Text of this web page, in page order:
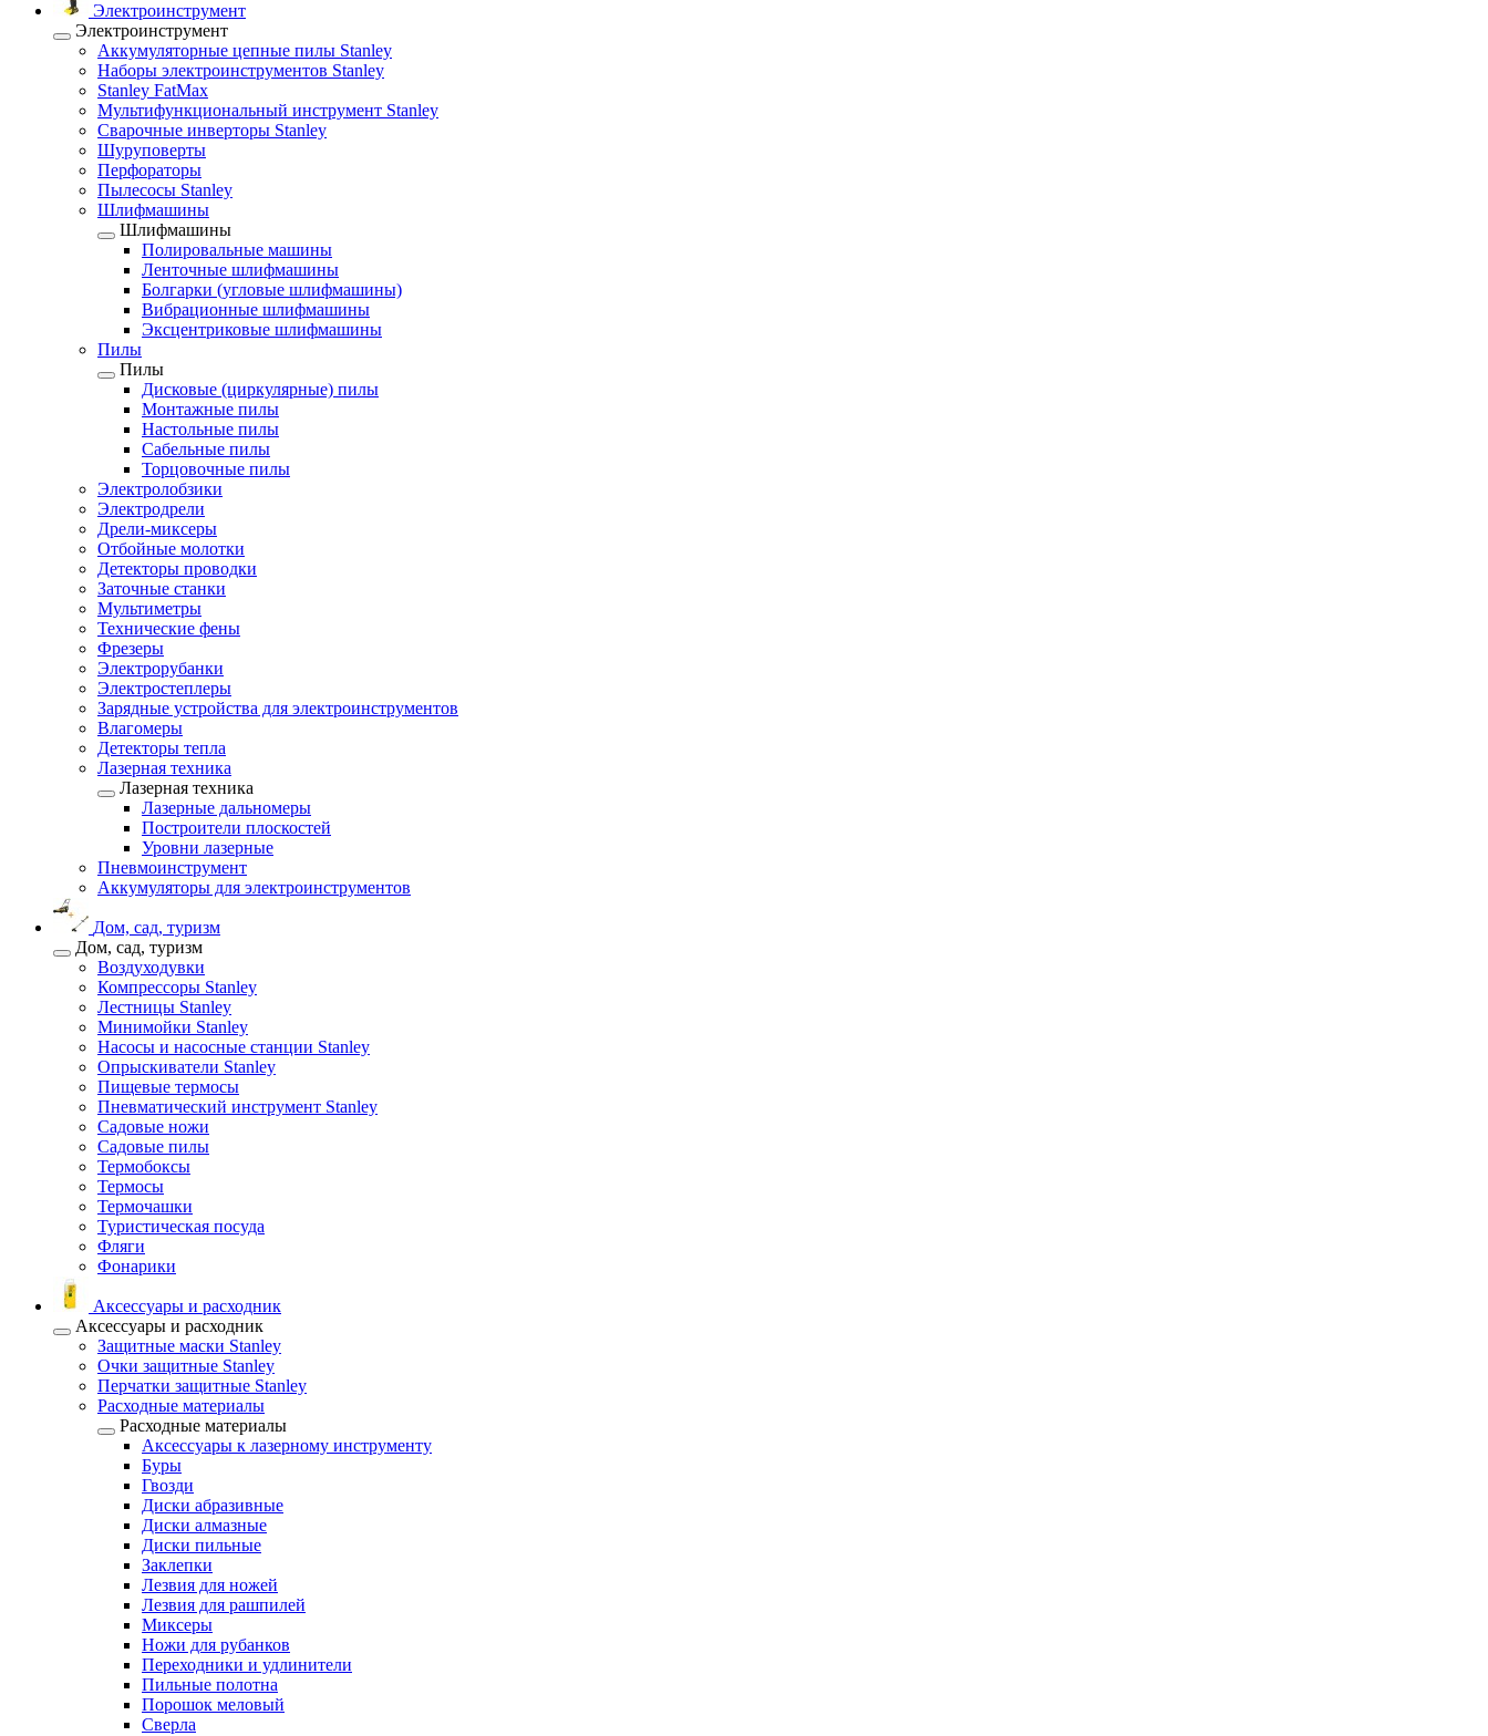
Электроинструмент
Электроинструмент
Аккумуляторные цепные пилы Stanley
Наборы электроинструментов Stanley
Stanley FatMax
Мультифункциональный инструмент Stanley
Сварочные инверторы Stanley
Шуруповерты
Перфораторы
Пылесосы Stanley
Шлифмашины
Шлифмашины
Полировальные машины
Ленточные шлифмашины
Болгарки (угловые шлифмашины)
Вибрационные шлифмашины
Эксцентриковые шлифмашины
Пилы
Пилы
Дисковые (циркулярные) пилы
Монтажные пилы
Настольные пилы
Сабельные пилы
Торцовочные пилы
Электролобзики
Электродрели
Дрели-миксеры
Отбойные молотки
Детекторы проводки
Заточные станки
Мультиметры
Технические фены
Фрезеры
Электрорубанки
Электростеплеры
Зарядные устройства для электроинструментов
Влагомеры
Детекторы тепла
Лазерная техника
Лазерная техника
Лазерные дальномеры
Построители плоскостей
Уровни лазерные
Пневмоинструмент
Аккумуляторы для электроинструментов
Дом, сад, туризм
Дом, сад, туризм
Воздуходувки
Компрессоры Stanley
Лестницы Stanley
Минимойки Stanley
Насосы и насосные станции Stanley
Опрыскиватели Stanley
Пищевые термосы
Пневматический инструмент Stanley
Садовые ножи
Садовые пилы
Термобоксы
Термосы
Термочашки
Туристическая посуда
Фляги
Фонарики
Аксессуары и расходник
Аксессуары и расходник
Защитные маски Stanley
Очки защитные Stanley
Перчатки защитные Stanley
Расходные материалы
Расходные материалы
Аксессуары к лазерному инструменту
Буры
Гвозди
Диски абразивные
Диски алмазные
Диски пильные
Заклепки
Лезвия для ножей
Лезвия для рашпилей
Миксеры
Ножи для рубанков
Переходники и удлинители
Пильные полотна
Порошок меловый
Сверла